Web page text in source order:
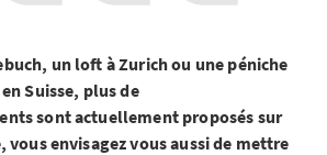
un loft à Zurich ou une péniche
Suisse, plus de
sont actuellement proposés sur
vous envisagez vous aussi de mettre